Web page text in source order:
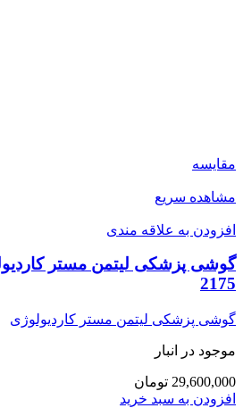
مقایسه
مشاهده سریع
افزودن به علاقه مندی
گوشی پزشکی لیتمن مستر
2175
گوشی پزشکی لیتمن مستر کاردیولوژی
موجود در انبار
29,600,000 تومان
افزودن به سبد خرید